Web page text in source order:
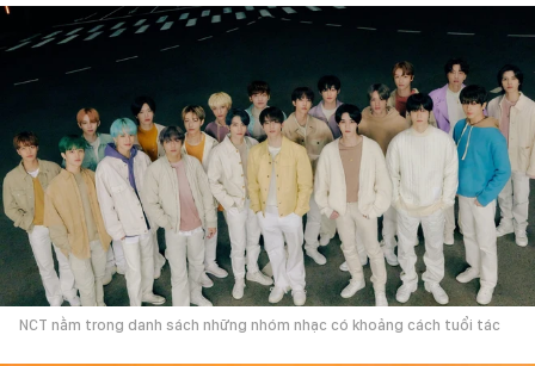
NCT nằm trong danh sách những nhóm nhạc có khoảng cách tuổi tác